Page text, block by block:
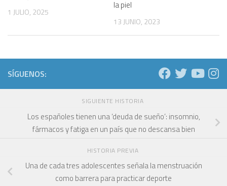
1 JULIO, 2025
la piel
13 JUNIO, 2023
SÍGUENOS:
SIGUIENTE HISTORIA
Los españoles tienen una ‘deuda de sueño’: insomnio,
fármacos y fatiga en un país que no descansa bien
HISTORIA PREVIA
Una de cada tres adolescentes señala la menstruación
como barrera para practicar deporte